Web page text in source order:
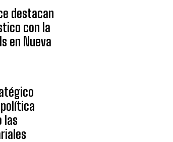
destacan
con la
en Nueva
las